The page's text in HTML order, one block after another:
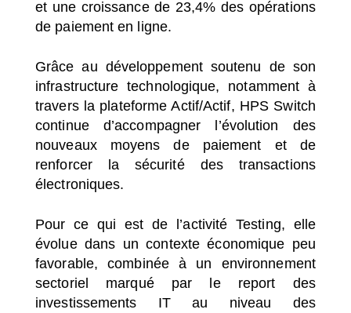
et une croissance de 23,4% des opérations
de paiement en ligne.
Grâce au développement soutenu de son
infrastructure technologique, notamment à
travers la plateforme Actif/Actif, HPS Switch
continue d’accompagner l’évolution des
nouveaux moyens de paiement et de
renforcer la sécurité des transactions
électroniques.
Pour ce qui est de l’activité Testing, elle
évolue dans un contexte économique peu
favorable, combinée à un environnement
sectoriel marqué par le report des
investissements IT au niveau des